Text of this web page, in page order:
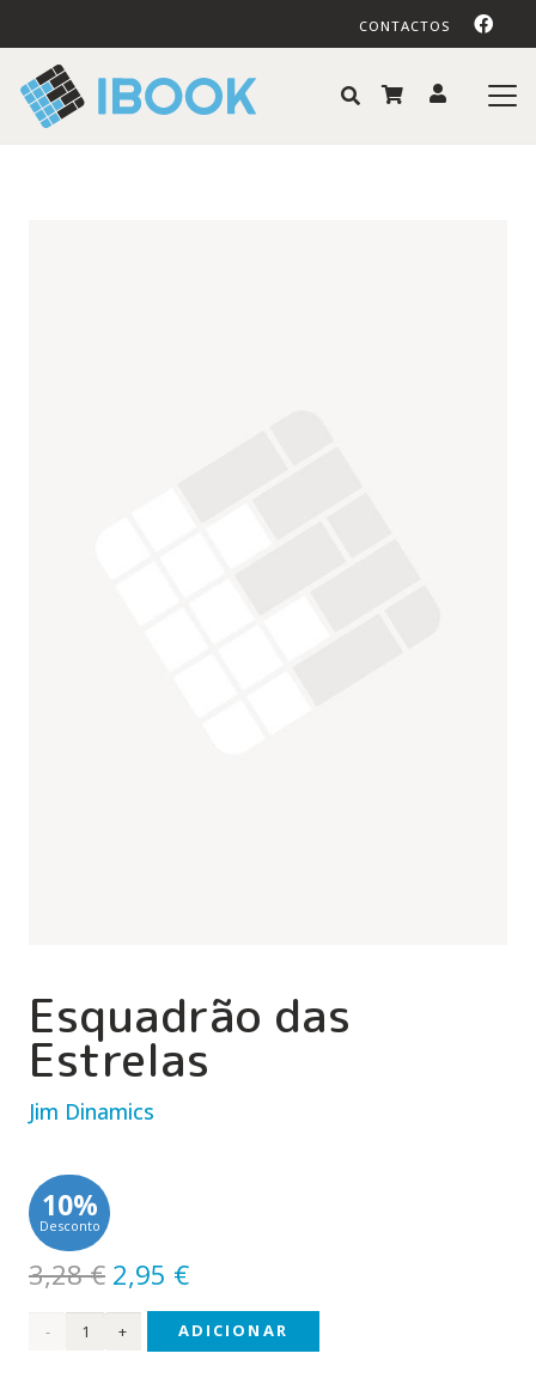
CONTACTOS
Esquadrão das
Estrelas
Jim Dinamics
10%
Desconto
3,28€ O
preço
original
2,95 €O
preço
atual
Quantidade
ADICIONAR